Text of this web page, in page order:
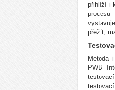
přihlíží i
procesu
přežít,
Metoda
PWB